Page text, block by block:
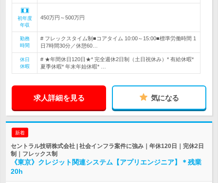
初年度
年収
450万円～500万円
勤務
時間
# フレックスタイム制■コアタイム 10:00～15:00■標準労働時間 1
日7時間30分／休憩60…
休日
休暇
# ★年間休日120日★* 完全週休2日制（土日祝休み）* 有給休暇*
夏季休暇* 年末年始休暇* …
求人詳細を見る 気になる
新着
セントラル技研株式会社 | 社会インフラ案件に強み｜年休120日｜完休2日
制｜フレックス制
《東京》クレジット関連システム【アプリエンジニア】＊残業
20h